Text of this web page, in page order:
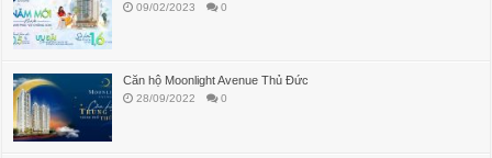
09/02/2023 0
Căn hộ Moonlight Avenue Thủ Đức
28/09/2022 0